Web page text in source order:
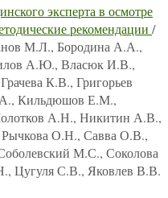
эксперта в осмотре
рекомендации /
М.Л., Бородина А.А.,
А.Ю., Власюк И.В.,
К.В., Григорьев
Кильдюшов Е.М.,
А.Н., Никитин А.В.,
О.Н., Савва О.В.,
М.С., Соколова
Цугуля С.В., Яковлев В.В.